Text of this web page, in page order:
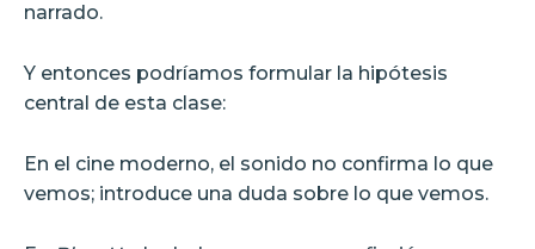
narrado.
Y entonces podríamos formular la hipótesis
central de esta clase:
En el cine moderno, el sonido no confirma lo que
vemos; introduce una duda sobre lo que vemos.